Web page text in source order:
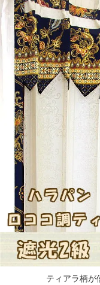
ティアラ柄が